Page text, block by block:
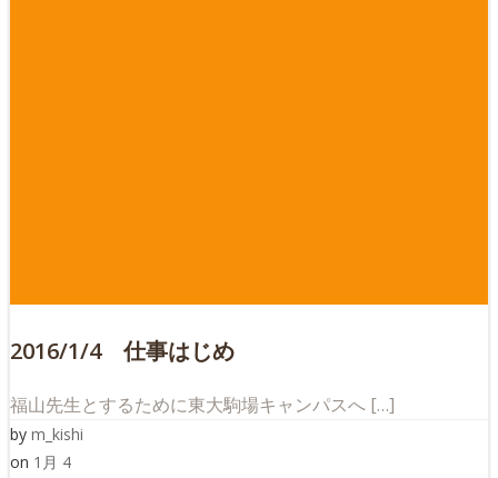
2016/1/4 仕事はじめ
福山先生とするために東大駒場キャンパスへ […]
by m_kishi
on 1月 4